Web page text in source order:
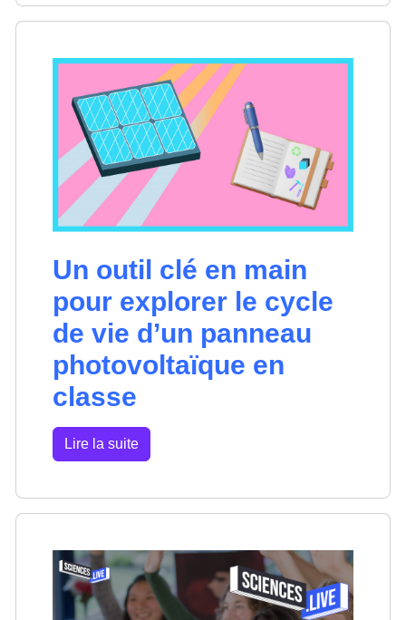
Un outil clé en main
pour explorer le cycle
de vie d’un panneau
photovoltaïque en
classe
Lire la suite